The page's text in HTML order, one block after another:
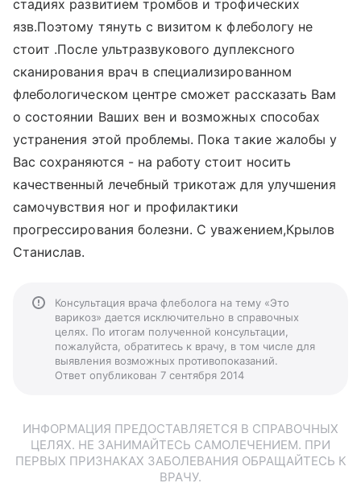
стадиях развитием тромбов и трофических
язв.Поэтому тянуть с визитом к флебологу не
стоит .После ультразвукового дуплексного
сканирования врач в специализированном
флебологическом центре сможет рассказать Вам
о состоянии Ваших вен и возможных способах
устранения этой проблемы. Пока такие жалобы у
Вас сохраняются - на работу стоит носить
качественный лечебный трикотаж для улучшения
самочувствия ног и профилактики
прогрессирования болезни. С уважением,Крылов
Станислав.
Консультация врача флеболога на тему «Это
варикоз» дается исключительно в справочных
целях. По итогам полученной консультации,
пожалуйста, обратитесь к врачу, в том числе для
выявления возможных противопоказаний.
Ответ опубликован 7 сентября 2014
ИНФОРМАЦИЯ ПРЕДОСТАВЛЯЕТСЯ В СПРАВОЧНЫХ
ЦЕЛЯХ. НЕ ЗАНИМАЙТЕСЬ САМОЛЕЧЕНИЕМ. ПРИ
ПЕРВЫХ ПРИЗНАКАХ ЗАБОЛЕВАНИЯ ОБРАЩАЙТЕСЬ К
ВРАЧУ.